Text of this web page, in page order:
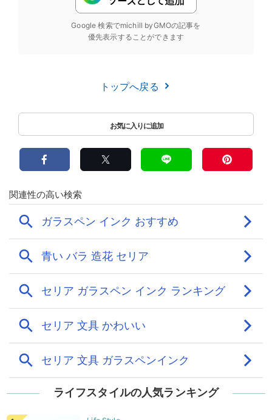
Google 検索でmichill byGMOの記事を
優先表示することができます
トップへ戻る
ライフスタイルの人気ランキング